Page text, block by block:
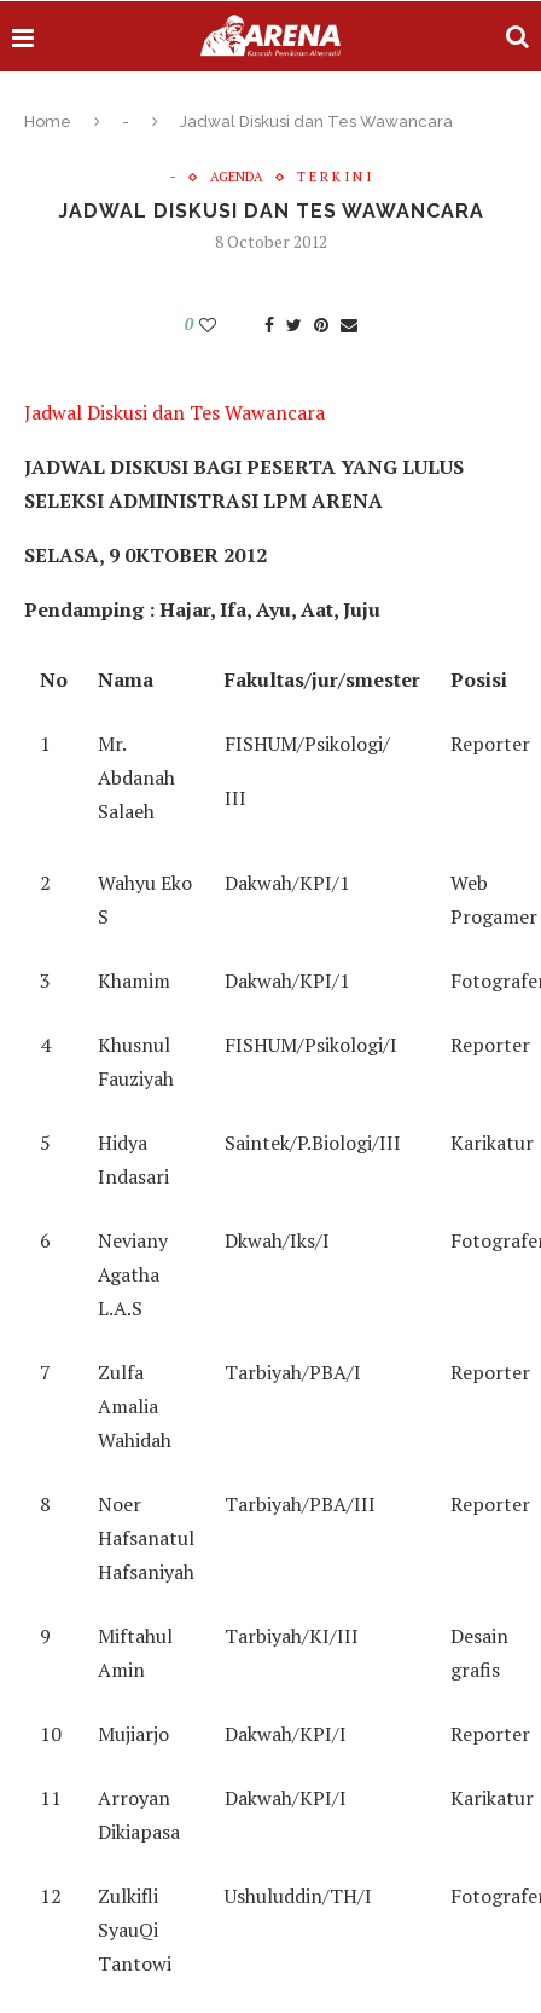
Home - Jadwal Diskusi dan Tes Wawancara
- AGENDA T E R K I N I
JADWAL DISKUSI DAN TES WAWANCARA
8 October 2012
0
Jadwal Diskusi dan Tes Wawancara
JADWAL DISKUSI BAGI PESERTA YANG LULUS
SELEKSI ADMINISTRASI LPM ARENA
SELASA, 9 0KTOBER 2012
Pendamping : Hajar, Ifa, Ayu, Aat, Juju
No Nama Fakultas/jur/smester Posisi
1
Mr.
Abdanah
Salaeh
FISHUM/Psikologi/
III
Reporter
2
Wahyu Eko
S
Dakwah/KPI/1
Web
Progamer
3 Khamim Dakwah/KPI/1
4
Khusnul
Fauziyah
FISHUM/Psikologi/I Reporter
5
Hidya
Indasari
Saintek/P.Biologi/III Karikatur
6
Neviany
Agatha
L.A.S
Dkwah/Iks/I
7
Zulfa
Amalia
Wahidah
Tarbiyah/PBA/I Reporter
8
Noer
Hafsanatul
Hafsaniyah
Tarbiyah/PBA/III Reporter
9
Miftahul
Amin
Tarbiyah/KI/III
Desain
grafis
10 Mujiarjo Dakwah/KPI/I Reporter
11
Arroyan
Dikiapasa
Dakwah/KPI/I Karikatur
12
Zulkifli
SyauQi
Tantowi
Ushuluddin/TH/I